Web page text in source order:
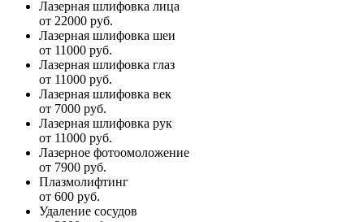
Лазерная шлифовка лица
от 22000 руб.
Лазерная шлифовка шеи
от 11000 руб.
Лазерная шлифовка глаз
от 11000 руб.
Лазерная шлифовка век
от 7000 руб.
Лазерная шлифовка рук
от 11000 руб.
Лазерное фотоомоложение
от 7900 руб.
Плазмолифтинг
от 600 руб.
Удаление сосудов